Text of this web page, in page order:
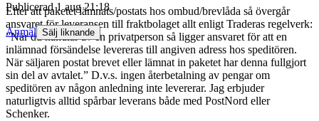
Efter att paketet lämnats/postats hos ombud/brevlåda så övergår
ansvaret för leveransen till fraktbolaget allt enligt Traderas regelverk:
”När du handlar av en privatperson så ligger ansvaret för att en
inlämnad försändelse levereras till angiven adress hos speditören.
När säljaren postat brevet eller lämnat in paketet har denna fullgjort
sin del av avtalet.” D.v.s. ingen återbetalning av pengar om
speditören av någon anledning inte levererar. Jag erbjuder
naturligtvis alltid spårbar leverans både med PostNord eller
Schenker.
Publicerad 1 aug 21:18
Anmäl Sälj liknande